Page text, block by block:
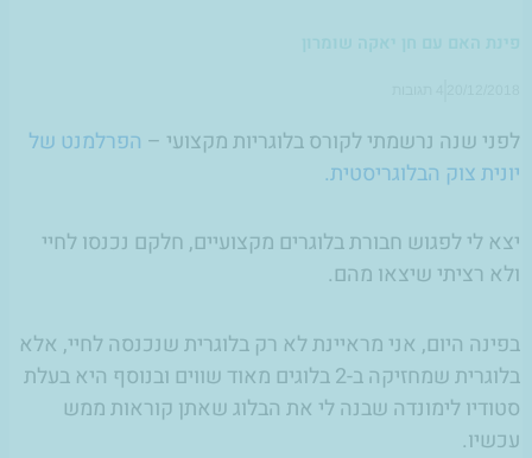
פינת האם עם חן יאקה שומרון
לפני שנה נרשמתי לקורס בלוגריות מקצועי – הפרלמנט של
יונית צוק הבלוגריסטית.
יצא לי לפגוש חבורת בלוגרים מקצועיים, חלקם נכנסו לחיי
ולא רציתי שיצאו מהם.
בפינה היום, אני מראיינת לא רק בלוגרית שנכנסה לחיי, אלא
בלוגרית שמחזיקה ב-2 בלוגים מאוד שווים ובנוסף היא בעלת
סטודיו לימונדה שבנה לי את הבלוג שאתן קוראות ממש
עכשיו.